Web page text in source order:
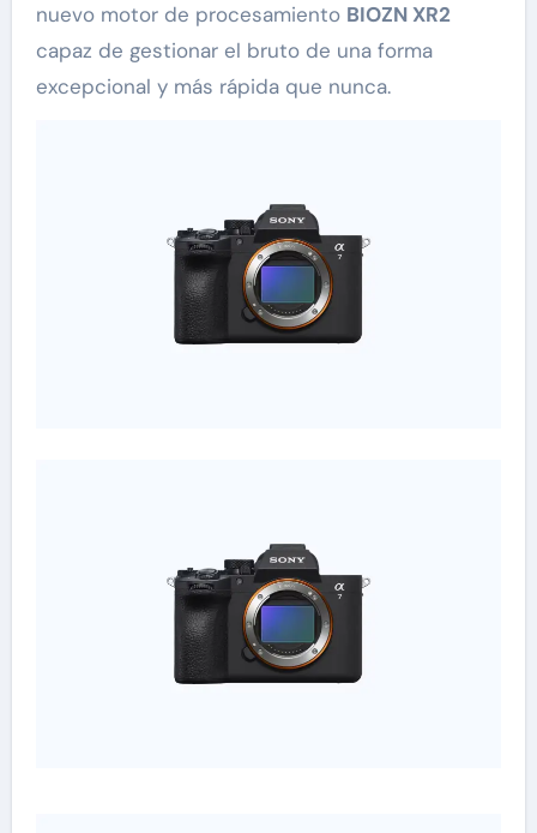
nuevo motor de procesamiento BIOZN XR2
capaz de gestionar el bruto de una forma
excepcional y más rápida que nunca.